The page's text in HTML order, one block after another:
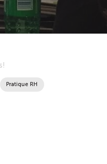
Pratique RH